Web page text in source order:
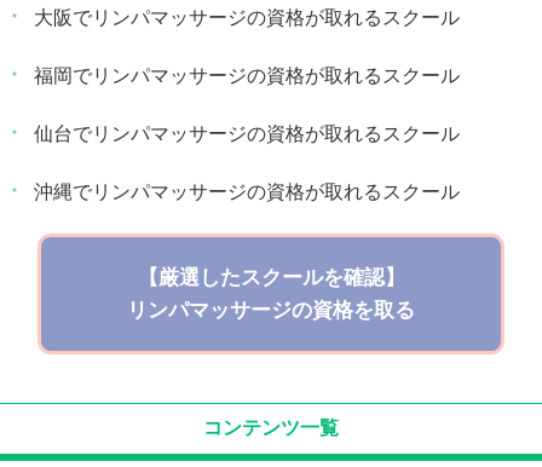
大阪でリンパマッサージの資格が取れるスクール
福岡でリンパマッサージの資格が取れるスクール
仙台でリンパマッサージの資格が取れるスクール
沖縄でリンパマッサージの資格が取れるスクール
【厳選したスクールを確認】
リンパマッサージの資格を取る
コンテンツ一覧